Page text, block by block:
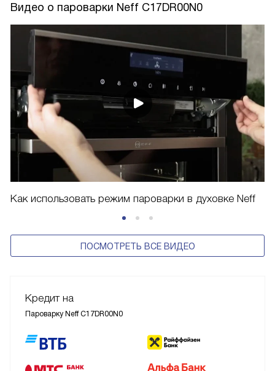
Видео о пароварки Neff C17DR00N0
Как использовать режим пароварки в духовке Neff
ПОСМОТРЕТЬ ВСЕ ВИДЕО
Кредит на
Пароварку Neff C17DR00N0